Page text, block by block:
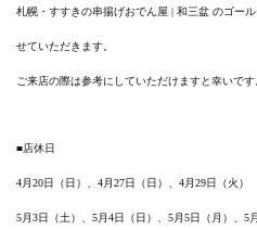
札幌・すすきの串揚げおでん屋 | 和三盆 のゴー
せていただきます。
ご来店の際は参考にしていただけますと幸いです
■店休日
4月20日（日）、4月27日（日）、4月29日（火）
5月3日（土）、5月4日（日）、5月5日（月）、5